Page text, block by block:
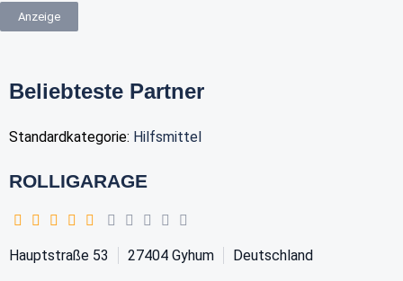
Anzeige
Beliebteste Partner
Standardkategorie: Hilfsmittel
ROLLIGARAGE
Hauptstraße 53 27404 Gyhum Deutschland